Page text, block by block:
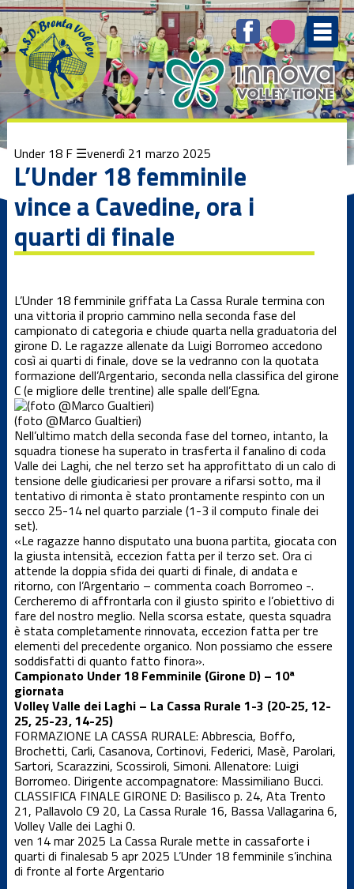
Under 18 F venerdì 21 marzo 2025
L’Under 18 femminile
vince a Cavedine, ora i
quarti di finale
L’Under 18 femminile griffata La Cassa Rurale termina con
una vittoria il proprio cammino nella seconda fase del
campionato di categoria e chiude quarta nella graduatoria del
girone D. Le ragazze allenate da Luigi Borromeo accedono
così ai quarti di finale, dove se la vedranno con la quotata
formazione dell’Argentario, seconda nella classifica del girone
C (e migliore delle trentine) alle spalle dell’Egna.
(foto @Marco Gualtieri)
Nell’ultimo match della seconda fase del torneo, intanto, la
squadra tionese ha superato in trasferta il fanalino di coda
Valle dei Laghi, che nel terzo set ha approfittato di un calo di
tensione delle giudicariesi per provare a rifarsi sotto, ma il
tentativo di rimonta è stato prontamente respinto con un
secco 25-14 nel quarto parziale (1-3 il computo finale dei
set).
«Le ragazze hanno disputato una buona partita, giocata con
la giusta intensità, eccezion fatta per il terzo set. Ora ci
attende la doppia sfida dei quarti di finale, di andata e
ritorno, con l’Argentario – commenta coach Borromeo -.
Cercheremo di affrontarla con il giusto spirito e l’obiettivo di
fare del nostro meglio. Nella scorsa estate, questa squadra
è stata completamente rinnovata, eccezion fatta per tre
elementi del precedente organico. Non possiamo che essere
soddisfatti di quanto fatto finora».
Campionato Under 18 Femminile (Girone D) – 10ª
giornata
Volley Valle dei Laghi – La Cassa Rurale 1-3 (20-25, 12-
25, 25-23, 14-25)
FORMAZIONE LA CASSA RURALE: Abbrescia, Boffo,
Brochetti, Carli, Casanova, Cortinovi, Federici, Masè, Parolari,
Sartori, Scarazzini, Scossiroli, Simoni. Allenatore: Luigi
Borromeo. Dirigente accompagnatore: Massimiliano Bucci.
CLASSIFICA FINALE GIRONE D: Basilisco p. 24, Ata Trento
21, Pallavolo C9 20, La Cassa Rurale 16, Bassa Vallagarina 6,
Volley Valle dei Laghi 0.
ven 14 mar 2025 La Cassa Rurale mette in cassaforte i
quarti di finalesab 5 apr 2025 L’Under 18 femminile s’inchina
di fronte al forte Argentario
degli
argomenti
delle
notizie:
1ª Divisione
femminile
1ª Divisione
Maschile
3ª Divisione
femminile
Beach Volley
Brenta
Kamp
Dalla società
News Locali
Nuovo
portale web
Serie C
maschile
Serie D
femminile
Serie D
maschile
Settore
giovanile
Under 12 F
Under 12
Femminile
Under 12 M